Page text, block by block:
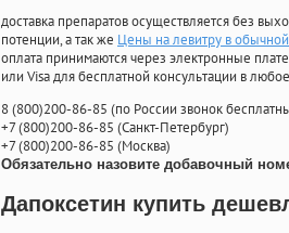
доставка препаратов осуществляется без
потенции, а так же Цены на левитру в
оплата принимаются через электронные
или Visa для бесплатной консультации в
8(800)200-86-85 (по России звонок
+7(800)200-86-85 (Санкт-Петербург)
+7(800)200-86-85 (Москва)
Обязательно назовите добавочный
Дапоксетин купить